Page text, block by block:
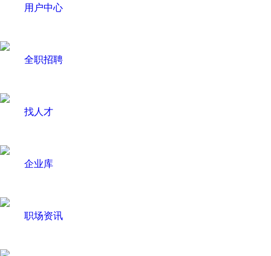
用户中心
全职招聘
找人才
企业库
职场资讯